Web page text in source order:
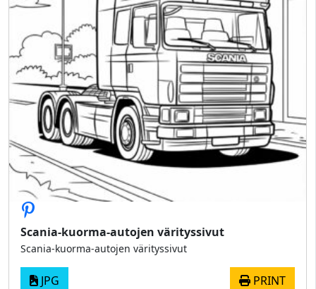
Scania-kuorma-autojen värityssivut
Scania-kuorma-autojen värityssivut
JPG PRINT